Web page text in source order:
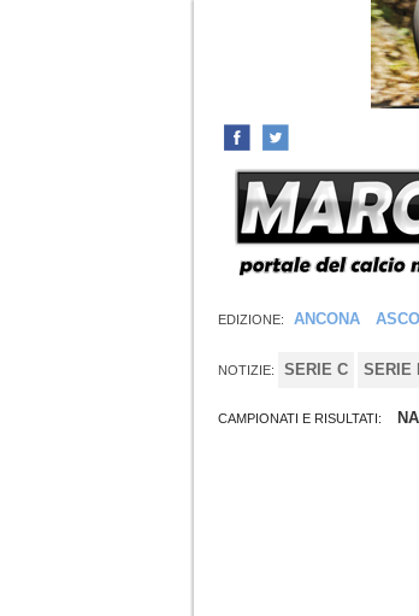
EDIZIONE: ANCONA
NOTIZIE: SERIE C SERIE
CAMPIONATI E RISULTATI: